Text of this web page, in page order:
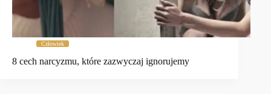
Człowiek
8 cech narcyzmu, które zazwyczaj ignorujemy